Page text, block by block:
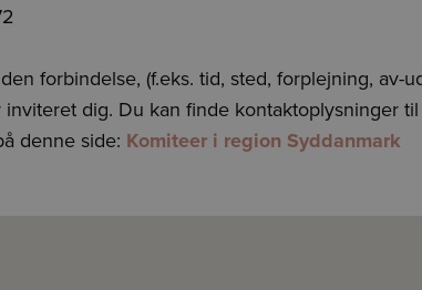
forbindelse, (f.eks. tid, sted, forplejning, av-
dig. Du kan finde kontaktoplysninger
denne side: Komiteer i region Syddanmark